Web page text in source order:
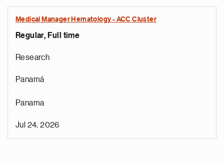
Medical Manager Hematology - ACC Cluster
Regular, Full time
Research
Panamá
Panama
Jul 24, 2026